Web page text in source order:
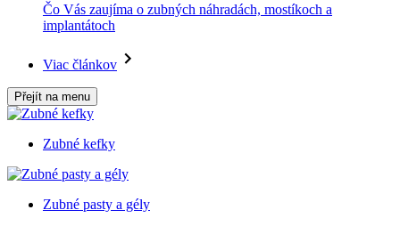
Čo Vás zaujíma o zubných náhradách, mostíkoch a
implantátoch
Viac článkov
Přejít na menu
Zubné kefky
Zubné pasty a gély